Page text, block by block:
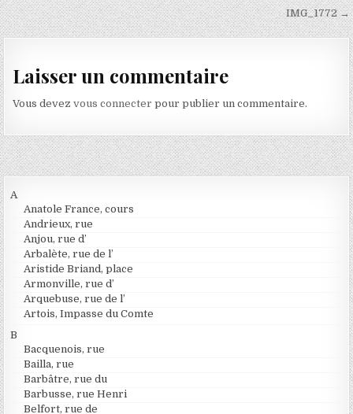
Navigation de l’article IMG_1772 →
Laisser un commentaire
Vous devezvous connecter pour publier un commentaire.
A
Anatole France, cours
Andrieux, rue
Anjou, rue d’
Arbalète, rue de l’
Aristide Briand, place
Armonville, rue d’
Arquebuse, rue de l’
Artois, Impasse du Comte
B
Bacquenois, rue
Bailla, rue
Barbâtre, rue du
Barbusse, rue Henri
Belfort, rue de